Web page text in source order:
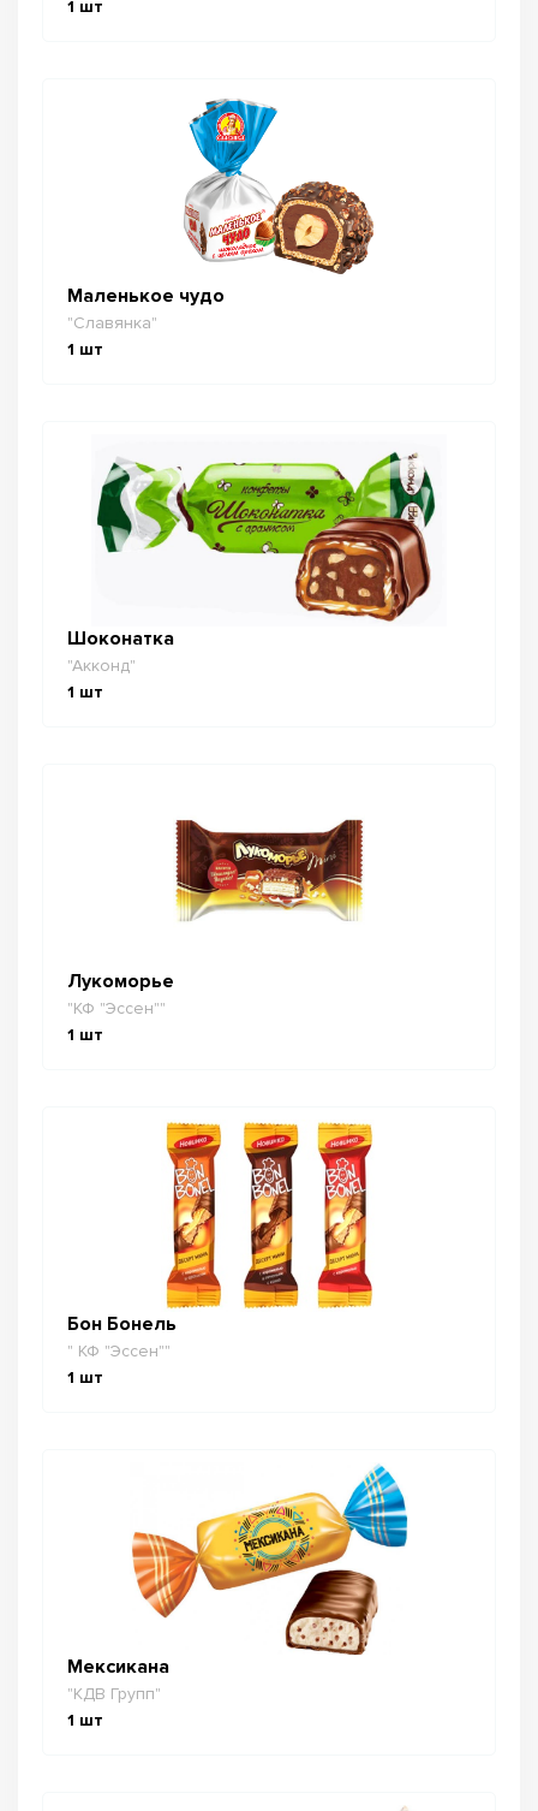
1 шт
Маленькое чудо
"Славянка"
1 шт
Шоконатка
"Акконд"
1 шт
Лукоморье
"КФ "Эссен""
1 шт
Бон Бонель
" КФ "Эссен""
1 шт
Мексикана
"КДВ Групп"
1 шт